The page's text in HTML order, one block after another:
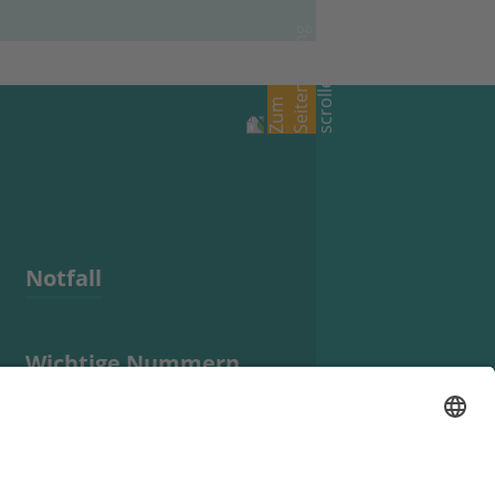
Notfall
Wichtige Nummern